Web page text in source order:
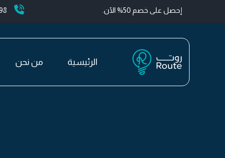
إحصل على خصم 50% الآن.
الرئيسية من نحن